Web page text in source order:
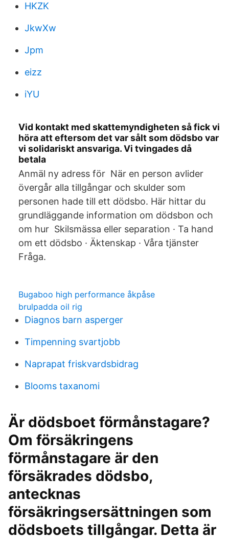
HKZK
JkwXw
Jpm
eizz
iYU
Vid kontakt med skattemyndigheten så fick vi
höra att eftersom det var sålt som dödsbo var
vi solidariskt ansvariga. Vi tvingades då
betala
Anmäl ny adress för När en person avlider
övergår alla tillgångar och skulder som
personen hade till ett dödsbo. Här hittar du
grundläggande information om dödsbon och
om hur Skilsmässa eller separation · Ta hand
om ett dödsbo · Äktenskap · Våra tjänster
Fråga.
Bugaboo high performance åkpåse
brulpadda oil rig
Diagnos barn asperger
Timpenning svartjobb
Naprapat friskvardsbidrag
Blooms taxanomi
Är dödsboet förmånstagare?
Om försäkringens
förmånstagare är den
försäkrades dödsbo,
antecknas
försäkringsersättningen som
dödsboets tillgångar. Detta är